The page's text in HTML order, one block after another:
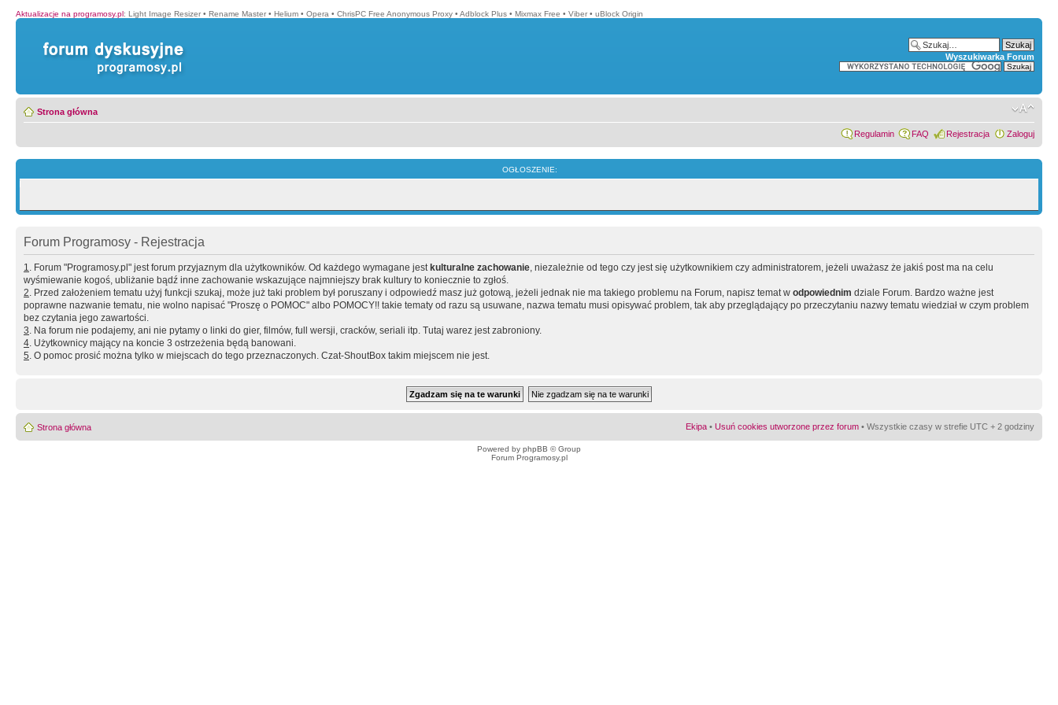
Aktualizacje na programosy.pl: Light Image Resizer • Rename Master • Helium • Opera • ChrisPC Free Anonymous Proxy • Adblock Plus • Mixmax Free • Viber • uBlock Origin
Wyszukiwarka Forum
Strona główna
Regulamin FAQ Rejestracja Zaloguj
OGŁOSZENIE:
Forum Programosy - Rejestracja
1. Forum "Programosy.pl" jest forum przyjaznym dla użytkowników. Od każdego wymagane jest kulturalne zachowanie, niezależnie od tego czy jest się użytkownikiem czy administratorem, jeżeli uważasz że jakiś post ma na celu
wyśmiewanie kogoś, ubliżanie bądź inne zachowanie wskazujące najmniejszy brak kultury to koniecznie to zgłoś.
2. Przed założeniem tematu użyj funkcji szukaj, może już taki problem był poruszany i odpowiedź masz już gotową, jeżeli jednak nie ma takiego problemu na Forum, napisz temat w odpowiednim dziale Forum. Bardzo ważne jest
poprawne nazwanie tematu, nie wolno napisać "Proszę o POMOC" albo POMOCY!! takie tematy od razu są usuwane, nazwa tematu musi opisywać problem, tak aby przeglądający po przeczytaniu nazwy tematu wiedział w czym problem
bez czytania jego zawartości.
3. Na forum nie podajemy, ani nie pytamy o linki do gier, filmów, full wersji, cracków, seriali itp. Tutaj warez jest zabroniony.
4. Użytkownicy mający na koncie 3 ostrzeżenia będą banowani.
5. O pomoc prosić można tylko w miejscach do tego przeznaczonych. Czat-ShoutBox takim miejscem nie jest.
Strona główna Ekipa • Usuń cookies utworzone przez forum • Wszystkie czasy w strefie UTC + 2 godziny
Powered by phpBB © Group
Forum Programosy.pl